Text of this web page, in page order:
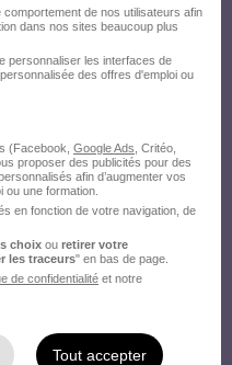
comportement de nos utilisateurs afin
dans nos sites beaucoup plus
personnaliser les interfaces de
des offres d'emploi ou
(Facebook, Google Ads , Critéo,
proposer des publicités pour des
afin d’augmenter vos
ou une formation.
en fonction de votre navigation, de
choix ou retirer votre
les traceurs" en bas de page.
de confidentialité et notre
Tout accepter